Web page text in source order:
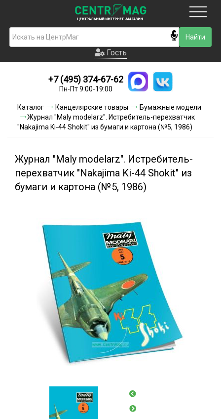
Гость
Новинки
Условия доставки
Условия оплаты
Акции и скидки
Гость
+7 (495) 374-67-62
Пн-Пт 9:00-19:00
Каталог Канцелярские товары
Бумажные модели
Журнал "Maly modelarz". Истребитель-перехватчик
"Nakajima Ki-44 Shokit" из бумаги и картона (№5, 1986)
Журнал "Maly modelarz". Истребитель-
перехватчик "Nakajima Ki-44 Shokit" из
бумаги и картона (№5, 1986)